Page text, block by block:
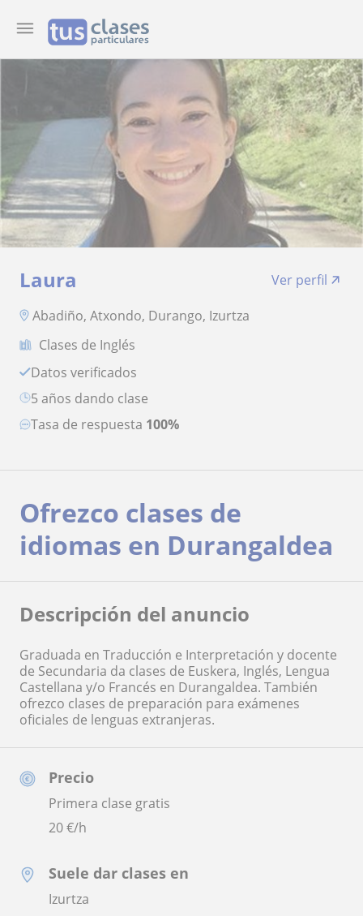
Laura
Ver perfil
Abadiño, Atxondo, Durango, Izurtza
Clases de Inglés
Datos verificados
5 años dando clase
Tasa de respuesta 100%
Precio
Primera clase gratis
20€/h
Suele dar clases en
Izurtza
Ofrezco clases de
idiomas en Durangaldea
Descripción del anuncio
Graduada en Traducción e Interpretación y docente
de Secundaria da clases de Euskera, Inglés, Lengua
Castellana y/o Francés en Durangaldea. También
ofrezco clases de preparación para exámenes
oficiales de lenguas extranjeras.